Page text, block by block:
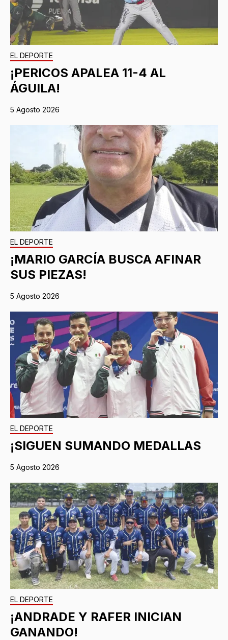
EL DEPORTE
¡PERICOS APALEA 11-4 AL
ÁGUILA!
5 Agosto 2026
EL DEPORTE
¡MARIO GARCÍA BUSCA AFINAR
SUS PIEZAS!
5 Agosto 2026
EL DEPORTE
¡SIGUEN SUMANDO MEDALLAS
5 Agosto 2026
EL DEPORTE
¡ANDRADE Y RAFER INICIAN
GANANDO!